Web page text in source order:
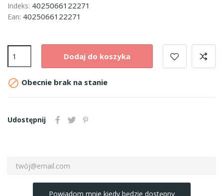
Indeks: 4025066122271
Ean: 4025066122271
Dodaj do koszyka
 Obecnie brak na stanie
Udostępnij
Powiadom mnie kiedy będzie dostępny